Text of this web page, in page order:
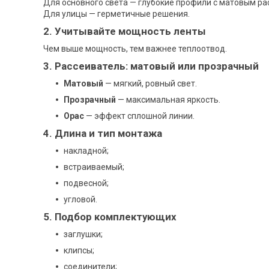
Для основного света — глубокие профили с матовым
Для улицы — герметичные решения.
2. Учитывайте мощность ленты
Чем выше мощность, тем важнее теплоотвод.
3. Рассеиватель: матовый или прозрачный
Матовый — мягкий, ровный свет.
Прозрачный — максимальная яркость.
Оpac — эффект сплошной линии.
4. Длина и тип монтажа
накладной;
встраиваемый;
подвесной;
угловой.
5. Подбор комплектующих
заглушки;
клипсы;
соединители;